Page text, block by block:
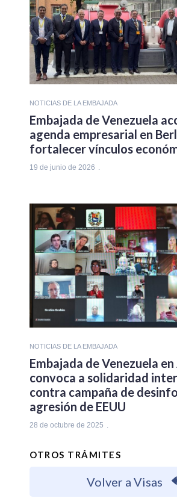
NOTICIAS DE LA EMBAJADA
Embajada de Venezuela
agenda empresarial en
fortalecer vínculos
19 de junio de 2026
NOTICIAS DE LA EMBAJADA
Embajada de Venezuela
convoca a solidaridad
contra campaña de
agresión de EEUU
28 de octubre de 2025
OTROS TRÁMITES
Volver a Visas